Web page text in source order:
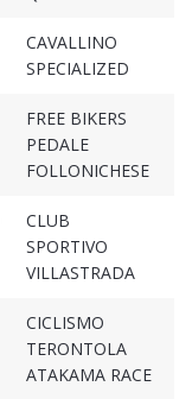
CAVALLINO
SPECIALIZED
FREE BIKERS
PEDALE
FOLLONICHESE
CLUB
SPORTIVO
VILLASTRADA
CICLISMO
TERONTOLA
ATAKAMA RACE